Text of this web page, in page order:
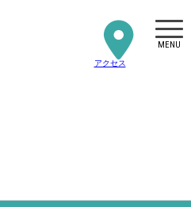
アクセス
MENU